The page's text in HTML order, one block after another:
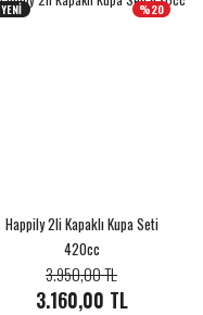
%20
YENİ
Happily 2li Kapaklı Kupa Seti
420cc
3.160,00 TL
3.950,00 TL